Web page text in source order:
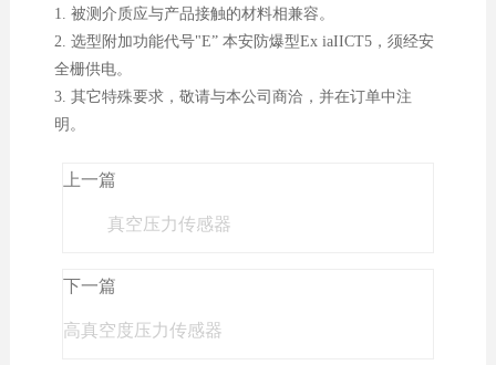
1. 被测介质应与产品接触的材料相兼容。
2. 选型附加功能代号"E” 本安防爆型Ex iaIICT5，须经安
全栅供电。
3. 其它特殊要求，敬请与本公司商洽，并在订单中注
明。
上一篇
真空压力传感器
下一篇
高真空度压力传感器